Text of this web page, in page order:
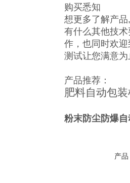
购买悉知
想更多了解产
有什么其他技
作，也同时欢
测试让您满意为
产品推荐：
肥料自动包
粉末防尘防爆
产品